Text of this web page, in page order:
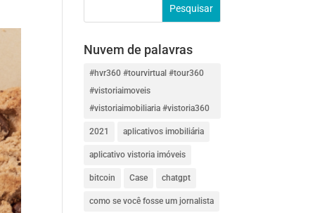
Nuvem de palavras
#hvr360 #tourvirtual #tour360
#vistoriaimoveis
#vistoriaimobiliaria #vistoria360
2021 aplicativos imobiliária
aplicativo vistoria imóveis
bitcoin Case chatgpt
como se você fosse um jornalista